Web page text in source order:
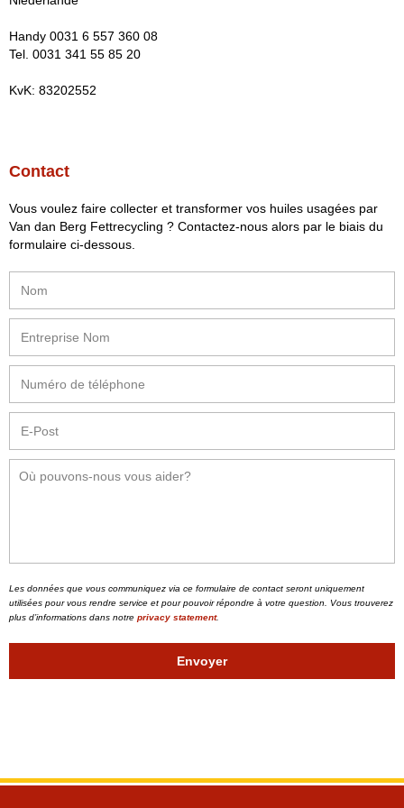
Handy 0031 6 557 360 08
Tel. 0031 341 55 85 20
KvK: 83202552
Contact
Vous voulez faire collecter et transformer vos huiles usagées par
Van dan Berg Fettrecycling ? Contactez-nous alors par le biais du
formulaire ci-dessous.
Les données que vous communiquez via ce formulaire de contact seront uniquement
utilisées pour vous rendre service et pour pouvoir répondre à votre question. Vous trouverez
plus d’informations dans notre privacy statement.
Envoyer